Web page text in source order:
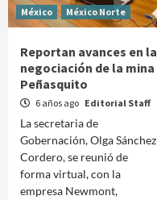
México México Norte
Reportan avances en la
negociación de la mina
Peñasquito
6 años ago Editorial Staff
La secretaria de
Gobernación, Olga Sánchez
Cordero, se reunió de
forma virtual, con la
empresa Newmont,